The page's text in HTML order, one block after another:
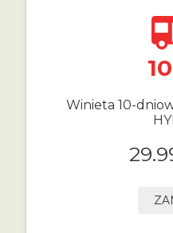
10
Winieta 10-